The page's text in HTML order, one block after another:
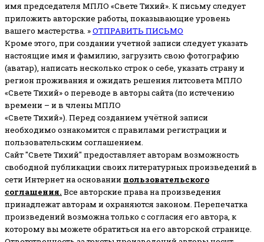
имя председателя МПЛО «Свете Тихий». К письму следует
приложить авторские работы, показывающие уровень
вашего мастерства. »ОТПРАВИТЬ ПИСЬМО
Кроме этого, при создании учетной записи следует указать
настоящие имя и фамилию, загрузить свою фотографию
(аватар), написать несколько строк о себе, указать страну и
регион проживания и ожидать решения литсовета МПЛО
«Свете Тихий» о переводе в авторы сайта (по истечению
времени – и в члены МПЛО
«Свете Тихий»). Перед созданием учётной записи
необходимо ознакомится с правилами регистрации и
пользовательским соглашением.
Сайт "Свете Тихий" предоставляет авторам возможность
свободной публикации своих литературных произведений в
сети Интернет на основании пользовательского
соглашения. Все авторские права на произведения
принадлежат авторам и охраняются законом. Перепечатка
произведений возможна только с согласия его автора, к
которому вы можете обратиться на его авторской странице.